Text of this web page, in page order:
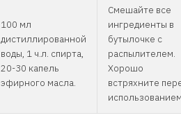
100 мл
дистиллированной
воды, 1 ч.л. спирта,
20-30 капель
эфирного масла.
Смешайте все
ингредиенты в
бутылочке с
распылителем.
Хорошо
встряхните